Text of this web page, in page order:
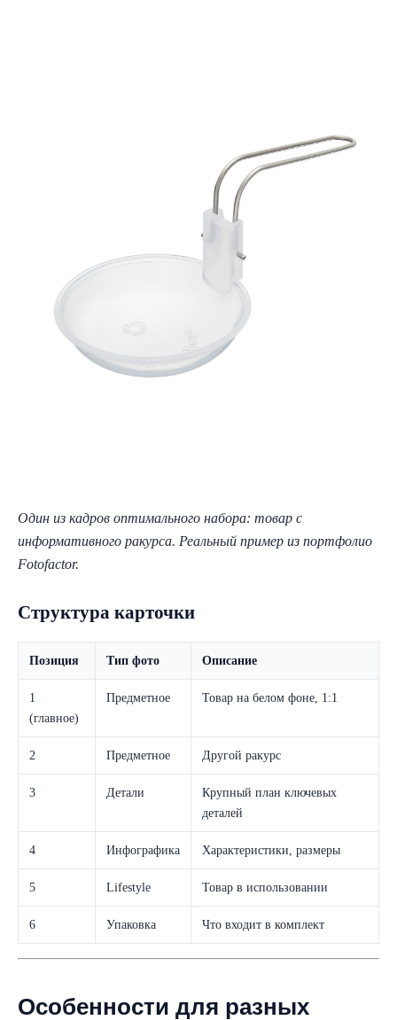
Один из кадров оптимального набора: товар с
информативного ракурса. Реальный пример из портфолио
Fotofactor.
Структура карточки
Позиция Тип фото Описание
1
(главное)
Предметное Товар на белом фоне, 1:1
2 Предметное Другой ракурс
3 Детали
Крупный план ключевых
деталей
4 Инфографика Характеристики, размеры
5 Lifestyle Товар в использовании
6 Упаковка Что входит в комплект
Особенности для разных